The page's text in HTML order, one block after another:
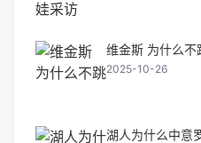
维金斯 为什么不
2025-10-26
湖人为什么中意